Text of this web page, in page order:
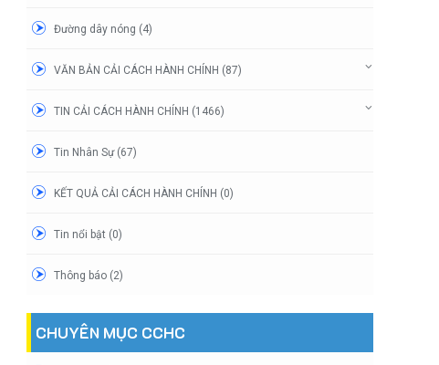
Đường dây nóng (4)
VĂN BẢN CẢI CÁCH HÀNH CHÍNH (87)
TIN CẢI CÁCH HÀNH CHÍNH (1466)
Tin Nhân Sự (67)
KẾT QUẢ CẢI CÁCH HÀNH CHÍNH (0)
Tin nổi bật (0)
Thông báo (2)
CHUYÊN MỤC CCHC